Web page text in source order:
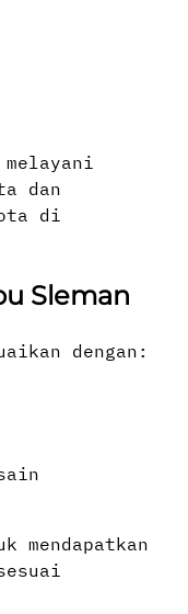
dan
di
Sleman
dengan:
mendapatkan